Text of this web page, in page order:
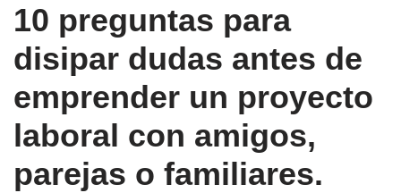
10 preguntas para
disipar dudas antes de
emprender un proyecto
laboral con amigos,
parejas o familiares.